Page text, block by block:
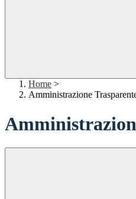
Home >
Amministrazione